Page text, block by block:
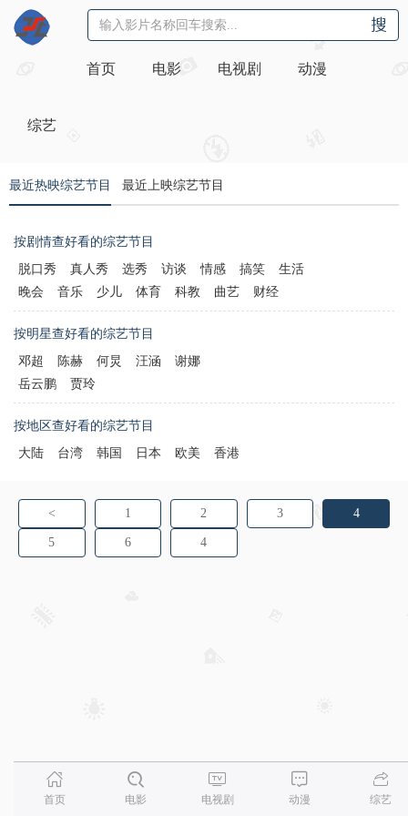
首页 电影 电视剧 动漫
综艺
最近热映综艺节目 最近上映综艺节目
按剧情查好看的综艺节目
脱口秀
真人秀 选秀 访谈 情感 搞笑
生活
晚会
音乐 少儿 体育 科教 曲艺 财经
按明星查好看的综艺节目
邓超
陈赫 何炅 汪涵
谢娜
岳云鹏
贾玲
按地区查好看的综艺节目
大陆
台湾 韩国 日本 欧美 香港
< 1 2 3 4
5 6 4
首页 电影 电视剧 动漫 综艺